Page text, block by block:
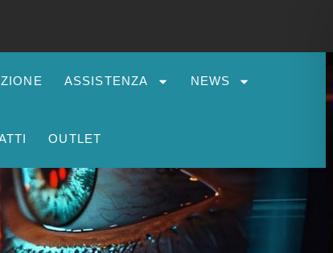
ASSISTENZA NEWS
OUTLET